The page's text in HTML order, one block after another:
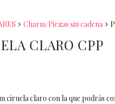
Charm/Piezas sin cadena
CLARO CPP
ciruela claro con la que podrás